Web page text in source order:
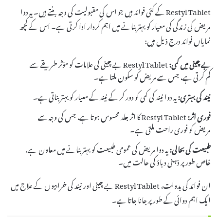
Restyl Tablet کے کئی فوائد ہیں جو اس کی مقبولیت کی وجہ بنتے ہیں۔ یہ دوا
مریض کی زندگی کی معیار کو بہتر بنانے میں اہم کردار ادا کرتی ہے۔ اس کے کچھ
نمایاں فوائد درج ذیل ہیں:
بے چینی میں کمی:
Restyl Tablet بے چینی کی علامات کو مؤثر طریقے سے
کم کرتی ہے، جس سے مریض کو سکون ملتا ہے۔
نیند کی بہتری:یہ دوا نیند کی کمی کو دور کر کے نیند کے معیار کو بہتر بناتی ہے۔
فوری اثر:
Restyl Tablet کا اثر جلد محسوس ہوتا ہے، جس کی وجہ سے
مریض کو فوری راحت ملتی ہے۔
طبیعت کی بحالی:یہ دوا مریض کی عمومی طبیعت کو بہتر بنانے میں معاون ہے،
خاص طور پر ذہنی دباؤ کی حالت میں۔
ان فوائد کی بدولت، Restyl Tablet بے چینی اور نیند کی خرابیوں کے علاج میں
ایک اہم دوائی کے طور پر جانا جاتا ہے۔